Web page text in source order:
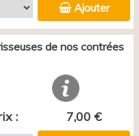
Ajouter
de nos contrées
: 7,00 €